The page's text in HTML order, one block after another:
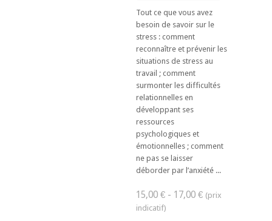
Tout ce que vous avez
besoin de savoir sur le
stress : comment
reconnaître et prévenir les
situations de stress au
travail ; comment
surmonter les difficultés
relationnelles en
développant ses
ressources
psychologiques et
émotionnelles ; comment
ne pas se laisser
déborder par l’anxiété ...
15,00 € - 17,00 €